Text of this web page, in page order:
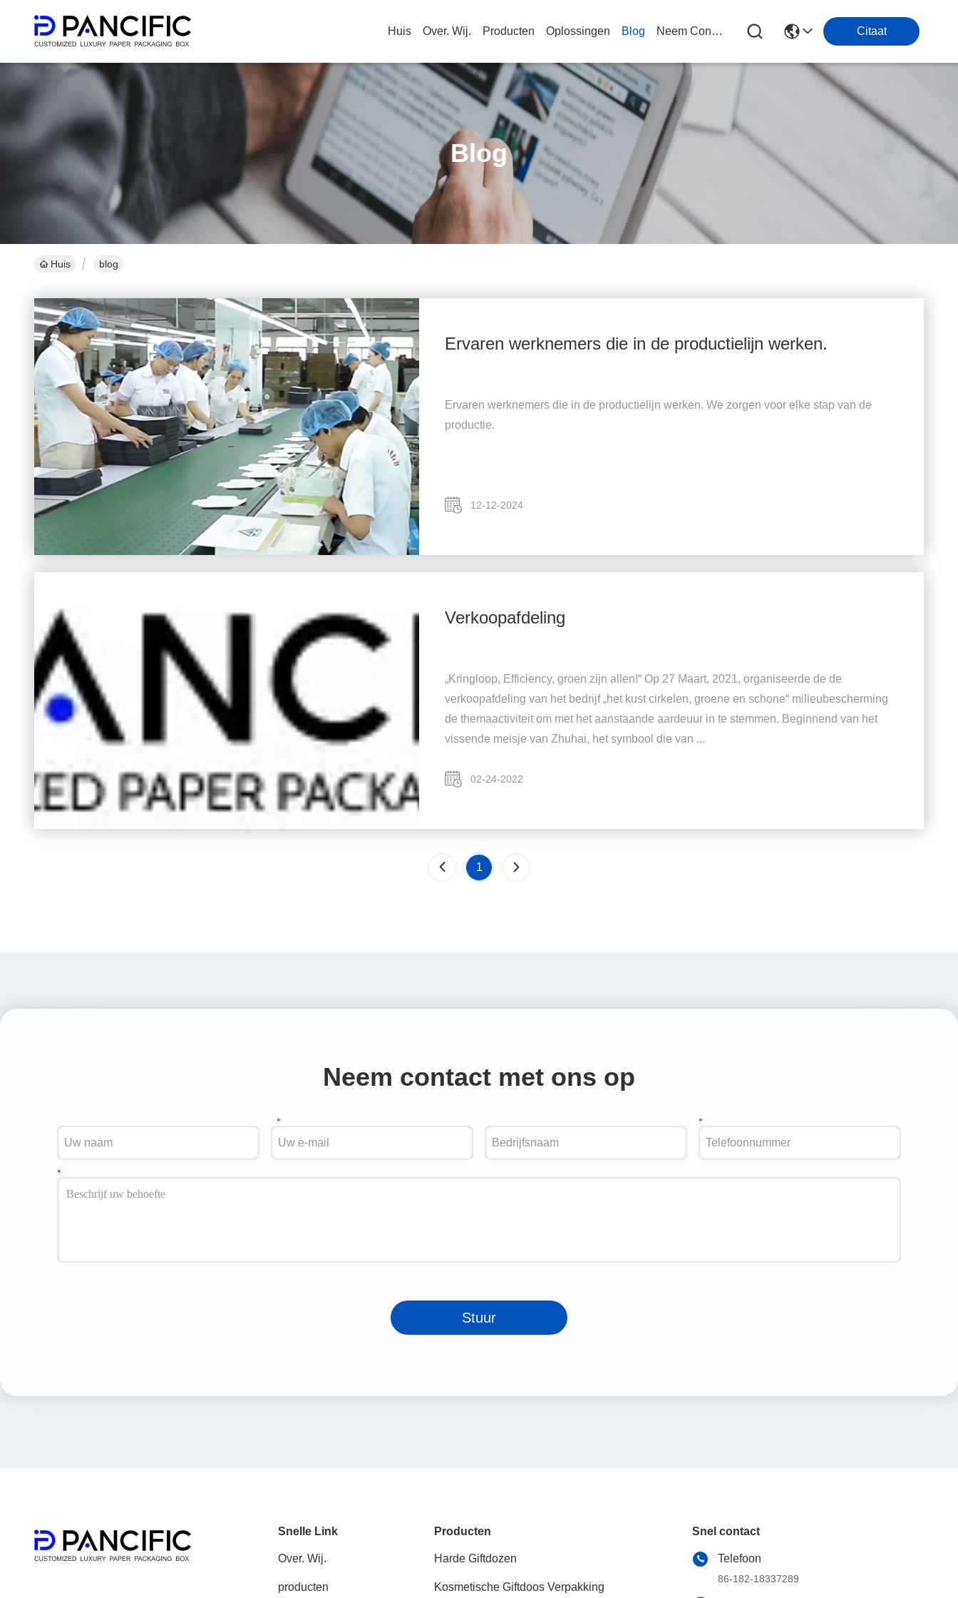
Huis Over. Wij. Producten Oplossingen Blog Neem Contact Met Ons Op Citaat
Blog
Huis blog
Ervaren werknemers die in de productielijn werken.
Ervaren werknemers die in de productielijn werken. We zorgen voor elke stap van de
productie.
12-12-2024
Verkoopafdeling
„Kringloop, Efficiency, groen zijn allen!“ Op 27 Maart, 2021, organiseerde de de
verkoopafdeling van het bedrijf „het kust cirkelen, groene en schone“ milieubescherming
de themaactiviteit om met het aanstaande aardeuur in te stemmen. Beginnend van het
vissende meisje van Zhuhai, het symbool die van ...
02-24-2022
1
Neem contact met ons op
Stuur
Snelle Link
Over. Wij.
producten
Producten
Harde Giftdozen
Kosmetische Giftdoos Verpakking
Snel contact
Telefoon
86-182-18337289